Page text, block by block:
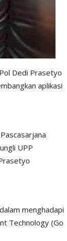
Dedi Prasetyo
aplikasi
UPP
menghadapi
Technology (Go